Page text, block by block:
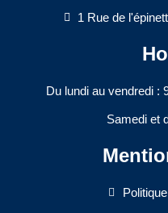
1 Rue de
Du lundi au vendredi :
Samedi et